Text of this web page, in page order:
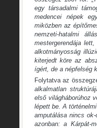
egy társadalmi
medencei népek
miközben az
nemzeti-hatalmi
mestergerendája
alkotmányosság
kiterjedt köre az
ígért, de a népfelség
Folytatva az
alkalmatlan
első világháborúhoz
lépett be. A
amputálása nincs
azonban: a Kárpát-